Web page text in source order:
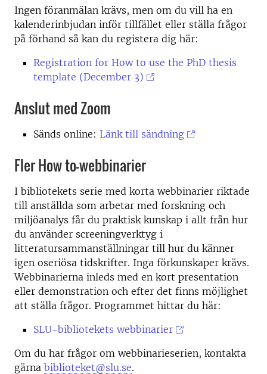
Ingen föranmälan krävs, men om du vill ha en
kalenderinbjudan inför tillfället eller ställa frågor
på förhand så kan du registera dig här:
Registration for How to use the PhD thesis
template (December 3)
Anslut med Zoom
Sänds online: Länk till sändning
Fler How to-webbinarier
I bibliotekets serie med korta webbinarier riktade
till anställda som arbetar med forskning och
miljöanalys får du praktisk kunskap i allt från hur
du använder screeningverktyg i
litteratursammanställningar till hur du känner
igen oseriösa tidskrifter. Inga förkunskaper krävs.
Webbinarierna inleds med en kort presentation
eller demonstration och efter det finns möjlighet
att ställa frågor. Programmet hittar du här:
SLU-bibliotekets webbinarier
Om du har frågor om webbinarieserien, kontakta
gärna biblioteket@slu.se.